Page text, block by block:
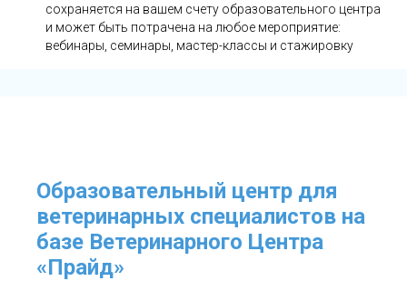
сохраняется на вашем счету образовательного центра
и может быть потрачена на любое мероприятие:
вебинары, семинары, мастер-классы и стажировку
Образовательный центр для
ветеринарных специалистов на
базе Ветеринарного Центра
«Прайд»